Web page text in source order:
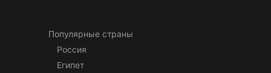
Популярные страны
Россия
Египет